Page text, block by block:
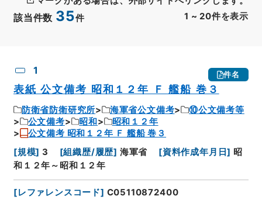
該当件数 35件 1 ~ 20件を表示
1 件名
表紙 公文備考 昭和１２年 Ｆ 艦船 巻３
防衛省防衛研究所 海軍省公文備考
⑩公文備考等
公文備考
昭和
昭和１２年
公文備考 昭和１２年 Ｆ 艦船 巻３
[規模] 3 [組織歴/履歴] 海軍省 [資料作成年月日] 昭
和１２年～昭和１２年
[レファレンスコード] C05110872400